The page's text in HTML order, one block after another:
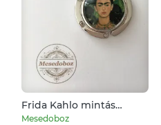
Frida Kahlo mintás
táskaakasztó
Mesedoboz